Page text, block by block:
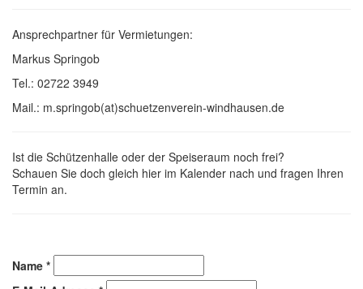
Ansprechpartner für Vermietungen:
Markus Springob
Tel.: 02722 3949
Mail.: m.springob(at)schuetzenverein-windhausen.de
Ist die Schützenhalle oder der Speiseraum noch frei?
Schauen Sie doch gleich hier im Kalender nach und fragen Ihren
Termin an.
Name *